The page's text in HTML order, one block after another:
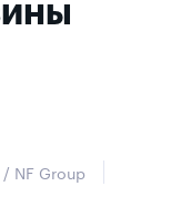
NF Group